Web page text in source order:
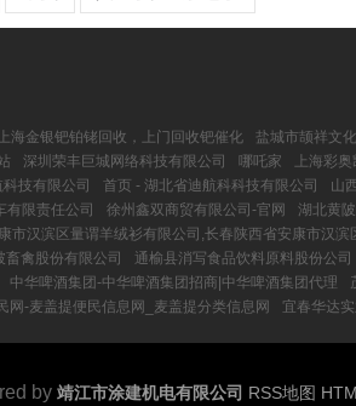
海金银钯铂铑回收，上门回收钯催化 盐城市颉祥文
深圳荣丰巨城网络科技有限公司 哪吒家 上海彩
技有限公司 首页 - 湖北省迪航科科技有限公司 山
有限责任公司 徐州鑫双商贸有限公司-官网 湖北黄
市汉滨区量谓羊绒衫有限公司,长春陕西省安康市汉滨
畜禽股份有限公司 通榆县消写食品饮料原料股份公司
中华啤酒集团-中华啤酒集团招商|中华啤酒集团代理
网-麦盖提便民信息网_麦盖提分类信息网
宜春华达
by 靖江市涂建机电有限公司 RSS地图